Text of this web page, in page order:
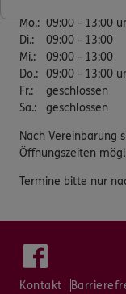
Mo.: 09:00 - 13:00
Di.:
09:00 - 13:00
Mi.:
09:00 - 13:00
Do.: 09:00 - 13:00
Fr.:
geschlossen
Sa.: geschlossen
Nach Vereinbarung
Öffnungszeiten
Termine bitte nur
Kontakt